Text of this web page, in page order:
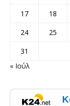
17
18
24
25
31
« Ιούλ